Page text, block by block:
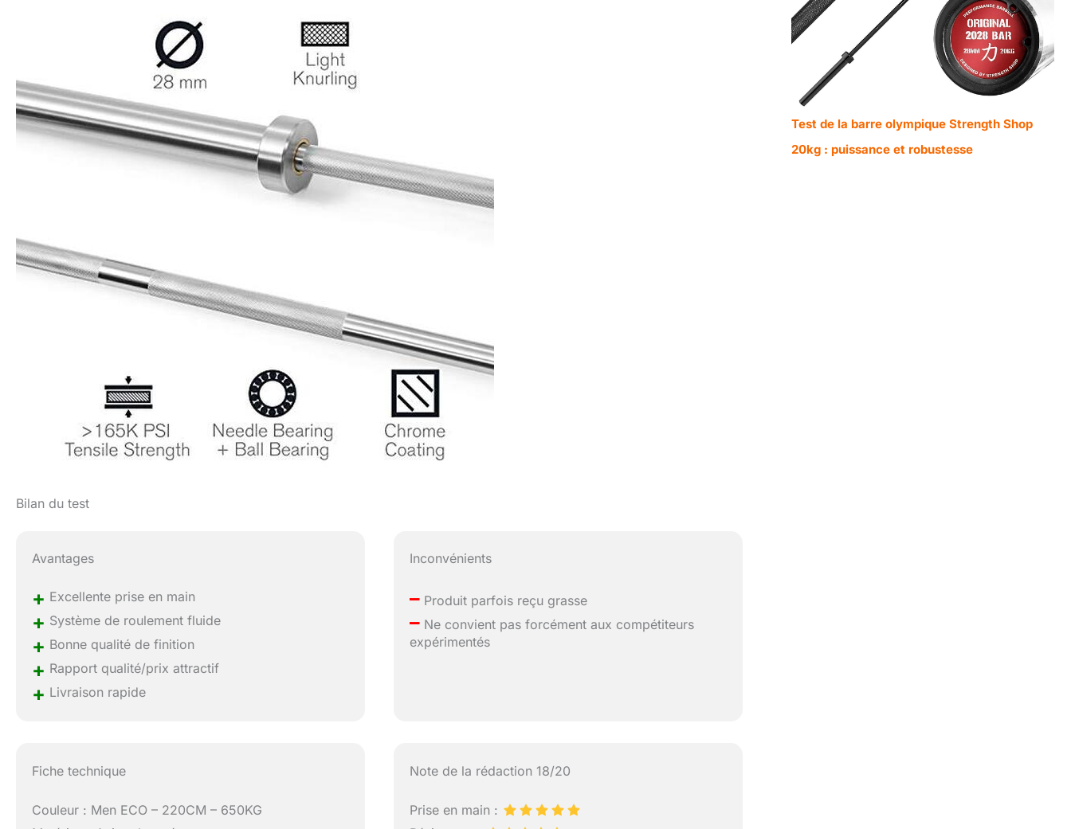
Bilan du test
Avantages
+ Excellente prise en main
+ Système de roulement fluide
+ Bonne qualité de finition
+ Rapport qualité/prix attractif
+ Livraison rapide
Inconvénients
– Produit parfois reçu grasse
– Ne convient pas forcément aux compétiteurs
expérimentés
Fiche technique
Couleur : Men ECO – 220CM – 650KG
Note de la rédaction 18/20
Prise en main :
Test de la barre olympique Strength Shop
20kg : puissance et robustesse